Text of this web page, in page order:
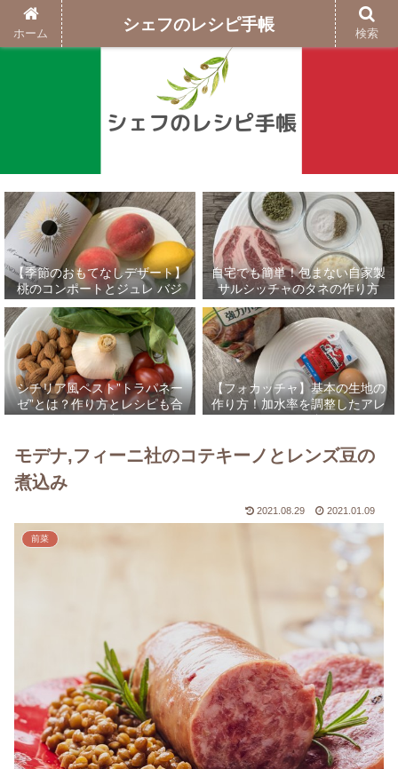
【季節のおもてなしデザート】
桃のコンポートとジュレ バジ
ルのグラニテ添え
自宅でも簡単！包まない自家製
サルシッチャのタネの作り方
シチリア風ペスト”トラパネー
ゼ”とは？作り方とレシピも合
わせて解説！
【フォカッチャ】基本の生地の
作り方！加水率を調整したアレ
ンジレシピなども合わせてご紹
モデナ,フィーニ社のコテキーノとレンズ豆の
煮込み
2021.08.29 2021.01.09
前菜
ホーム シェフのレシピ手帳 検索